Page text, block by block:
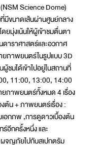
Science Dome)
มีขนาดเส้นผ่านศูนย์กลาง
ยมุ่งเน้นให้ผู้เข้าชมตื่นตา
าราศาสตร์และอวกาศ
ภาพยนตร์ในรูปแบบ 3D
ชมได้เข้าไปอยู่ในสถานที่
11:00, 13:00, 14:00
ภาพยนตร์ทั้งหมด 4 เรื่อง
ต้น + ภาพยนตร์เรื่อง :
อกภพ ,การดูดาวเบื้องต้น
อีกครั้งหนึ่ง และ
จญภัยไปกับสเปกตรัม